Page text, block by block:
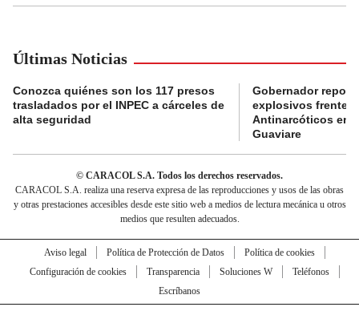
Últimas Noticias
Conozca quiénes son los 117 presos
trasladados por el INPEC a cárceles de
alta seguridad
Gobernador
explosivos frente a
Antinarcóticos en
Guaviare
© CARACOL S.A. Todos los derechos reservados.
CARACOL S.A. realiza una reserva expresa de las reproducciones y usos de las obras
y otras prestaciones accesibles desde este sitio web a medios de lectura mecánica u otros
medios que resulten adecuados.
Aviso legal Política de Protección de Datos
Política de cookies
Configuración de cookies
Transparencia Soluciones W
Teléfonos
Escríbanos